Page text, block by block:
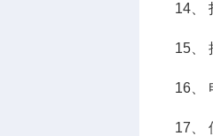
14、
15、
16、
17、